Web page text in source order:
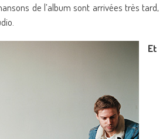
de l’album sont arrivées très tard,
Et